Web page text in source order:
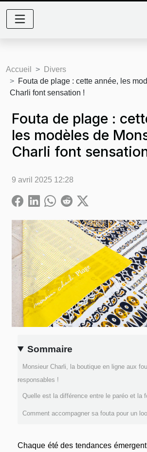
Accueil
Divers
Fouta de plage : cette année, les
Charli font sensation !
Fouta de plage :
les modèles de
Charli font
9 avril 2025 12:28
Sommaire
Monsieur Charli, la boutique en ligne aux
responsables !
Quelle est la différence entre le paréo et la
Comment accompagner sa fouta pour un
Chaque été des tendances